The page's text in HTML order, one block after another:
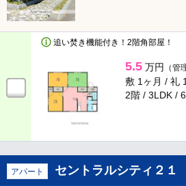
追い焚き機能付き！2階角部屋！
5.5 万円 （管
敷 1ヶ月 / 礼
2階 / 3LDK /
アパート セントラルシティ２１
若林区（10）
太白区（3）
（23）
市部全てチェック
塩竈市 （202）
管理費・共益費含む
礼金ゼロ
フリーレント
一人暮らし 二人暮らし